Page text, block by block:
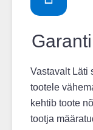
Vastavalt Läti
tootele
kehtib toote
tootja